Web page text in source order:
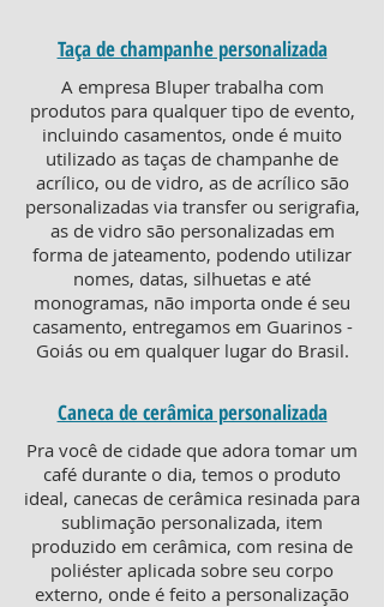
Taça de champanhe personalizada
A empresa Bluper trabalha com
produtos para qualquer tipo de evento,
incluindo casamentos, onde é muito
utilizado as taças de champanhe de
acrílico, ou de vidro, as de acrílico são
personalizadas via transfer ou serigrafia,
as de vidro são personalizadas em
forma de jateamento, podendo utilizar
nomes, datas, silhuetas e até
monogramas, não importa onde é seu
casamento, entregamos em Guarinos -
Goiás ou em qualquer lugar do Brasil.
Caneca de cerâmica personalizada
Pra você de cidade que adora tomar um
café durante o dia, temos o produto
ideal, canecas de cerâmica resinada para
sublimação personalizada, item
produzido em cerâmica, com resina de
poliéster aplicada sobre seu corpo
externo, onde é feito a personalização